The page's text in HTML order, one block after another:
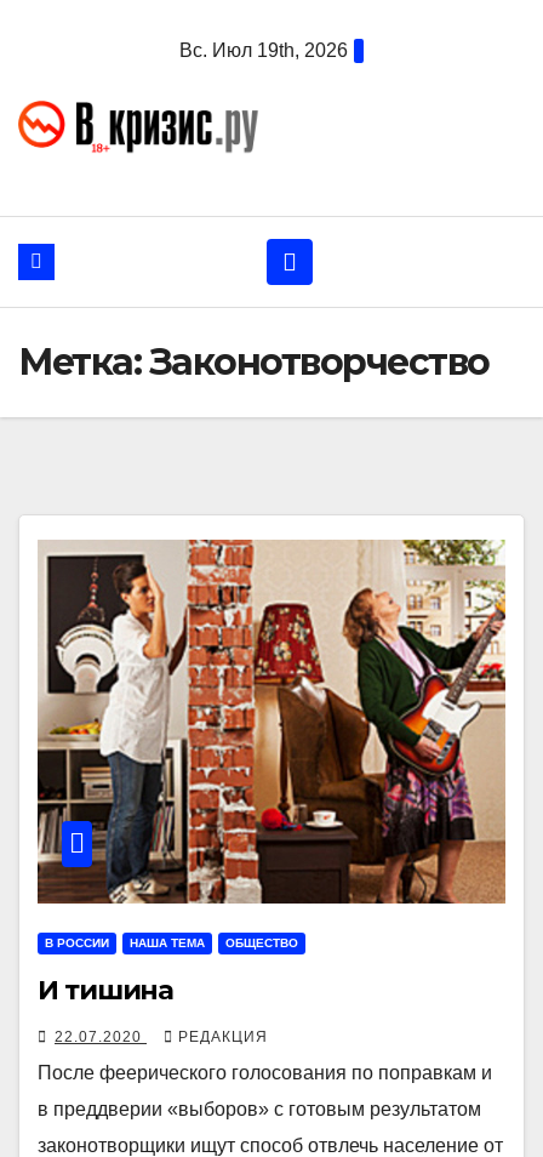
Вс. Июл 19th, 2026
Метка:Законотворчество
В РОССИИ НАША ТЕМА ОБЩЕСТВО
И тишина
22.07.2020 РЕДАКЦИЯ
После феерического голосования по поправкам и
в преддверии «выборов» с готовым результатом
законотворщики ищут способ отвлечь население от